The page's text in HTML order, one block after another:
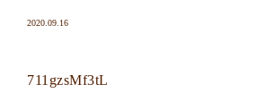
2020.09.16
711gzsMf3tL